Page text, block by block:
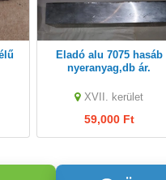
Eladó alu 7075 hasáb
nyeranyag,db ár.
XVII. kerület
59,000 Ft